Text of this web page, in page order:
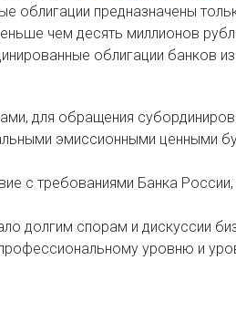
облигации предназначены
чем десять миллионов
облигации банков
для обращения
эмиссионными ценными
с требованиями Банка России,
долгим спорам и дискуссии
уровню и